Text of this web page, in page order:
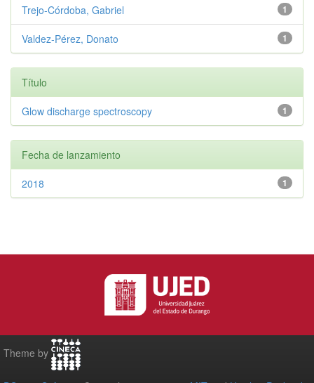
1
Trejo‑Córdoba, Gabriel
1
Valdez‑Pérez, Donato
Título
1
Glow discharge spectroscopy
Fecha de lanzamiento
1
2018
Theme by